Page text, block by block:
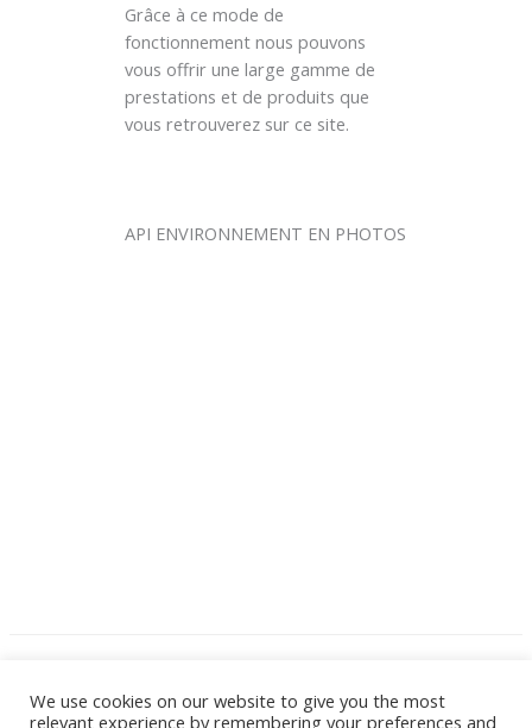
Grâce à ce mode de
fonctionnement nous pouvons
vous offrir une large gamme de
prestations et de produits que
vous retrouverez sur ce site.
API ENVIRONNEMENT EN PHOTOS
We use cookies on our website to give you the most
relevant experience by remembering your preferences and